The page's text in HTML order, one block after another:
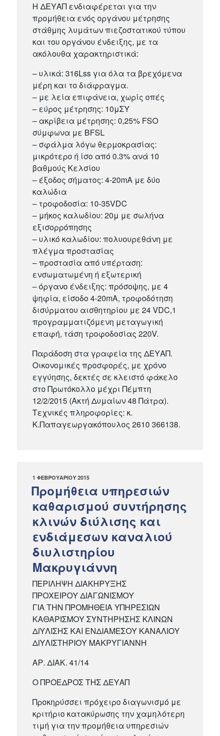
Η ΔΕΥΑΠ ενδιαφέρεται για την
προμήθεια ενός οργάνου μέτρησης
στάθμης λυμάτων πιεζοστατικού τύπου
και του οργάνου ένδειξης, με τα
ακόλουθα χαρακτηριστικά:
– υλικά: 316Lss για όλα τα βρεχόμενα
μέρη και το διάφραγμα.
– με λεία επιφάνεια, χωρίς οπές
– εύρος μέτρησης: 10μΣΥ
– ακρίβεια μέτρησης: 0,25% FSO
σύμφωνα με BFSL
– σφάλμα λόγω θερμοκρασίας:
μικρότερο ή ίσο από 0.3% ανά 10
βαθμούς Κελσίου
– έξοδος σήματος: 4-20mA με δύο
καλώδια
– τροφοδοσία: 10-35VDC
– μήκος καλωδίου: 20μ με σωλήνα
εξισορρόπησης
– υλικό καλωδίου: πολυουρεθάνη με
πλέγμα προστασίας
– προστασία από υπέρταση:
ενσωματωμένη ή εξωτερική
– όργανο ένδειξης: πρόσοψης, με 4
ψηφία, είσοδο 4-20mA, τροφοδότηση
δισύρματου αισθητηρίου με 24 VDC,1
προγραμματιζόμενη μεταγωγική
επαφή, τάση τροφοδοσίας 220V.
Παράδοση στα γραφεία της ΔΕΥΑΠ.
Οικονομικές προσφορές, με χρόνο
εγγύησης, δεκτές σε κλειστό φάκελο
στο Πρωτόκολλο μέχρι Πέμπτη
12/2/2015 (Ακτή Δυμαίων 48 Πάτρα).
Τεχνικές πληροφορίες: κ.
Κ.Παπαγεωργακόπουλος 2610 366138.
ΔΗΜΟΣΙΕΎΤΗΚΕ
ΣΤΙΣ
1 ΦΕΒΡΟΥΑΡΊΟΥ 2015
Προμήθεια υπηρεσιών
καθαρισμού συντήρησης
κλινών διύλισης και
ενδιάμεσων καναλιού
διυλιστηρίου
Μακρυγιάννη
ΠΕΡΙΛΗΨΗ ΔΙΑΚΗΡΥΞΗΣ
ΠΡΟΧΕΙΡΟΥ ΔΙΑΓΩΝΙΣΜΟΥ
ΓΙΑ ΤΗΝ ΠΡΟΜΗΘΕΙΑ ΥΠΗΡΕΣΙΩΝ
ΚΑΘΑΡΙΣΜΟΥ ΣΥΝΤΗΡΗΣΗΣ ΚΛΙΝΩΝ
ΔΙΥΛΙΣΗΣ ΚΑΙ ΕΝΔΙΑΜΕΣΟΥ ΚΑΝΑΛΙΟΥ
ΔΙΥΛΙΣΤΗΡΙΟΥ ΜΑΚΡΥΓΙΑΝΝΗ
ΑΡ. ΔΙΑΚ. 41/14
Ο ΠΡΟΕΔΡΟΣ ΤΗΣ ΔΕΥΑΠ
Προκηρύσσει πρόχειρο διαγωνισμό με
κριτήριο κατακύρωσης την χαμηλότερη
τιμή για την προμήθεια υπηρεσιών